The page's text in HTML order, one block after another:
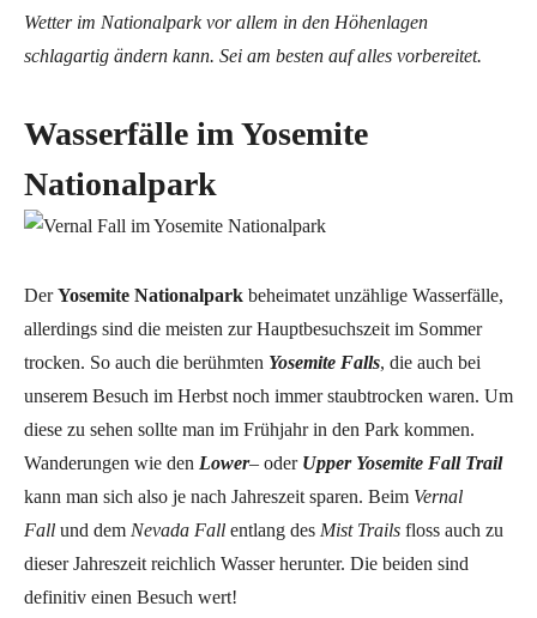
Wetter im Nationalpark vor allem in den Höhenlagen
schlagartig ändern kann. Sei am besten auf alles vorbereitet.
Wasserfälle im Yosemite
Nationalpark
DerYosemite Nationalpark beheimatet unzählige Wasserfälle,
allerdings sind die meisten zur Hauptbesuchszeit im Sommer
trocken. So auch die berühmten Yosemite Falls, die auch bei
unserem Besuch im Herbst noch immer staubtrocken waren. Um
diese zu sehen sollte man im Frühjahr in den Park kommen.
Wanderungen wie den Lower– oder Upper Yosemite Fall Trail
kann man sich also je nach Jahreszeit sparen. Beim Vernal
Fall und dem Nevada Fall entlang des Mist Trails floss auch zu
dieser Jahreszeit reichlich Wasser herunter. Die beiden sind
definitiv einen Besuch wert!